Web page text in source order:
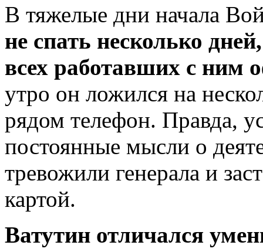
В тяжелые дни начала
не спать несколько
всех работавших с ним
утро он ложился на
рядом телефон. Правда,
постоянные мысли о
тревожили генерала и
картой.
Ватутин отличался